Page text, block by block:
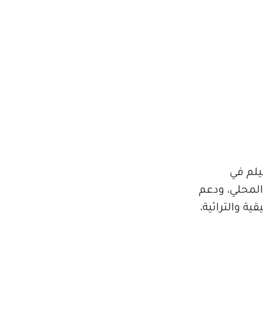
في
ودعم
والتراثية،